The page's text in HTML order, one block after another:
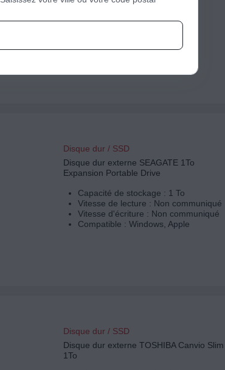
Vitesse de lecture : 150 Mo/s
Disque dur / SSD
Disque dur externe SEAGATE 1To
Expansion Portable Drive
Capacité de stockage : 1 To
Vitesse de lecture : Non communiqué
Vitesse d'écriture : Non communiqué
Compatible : Windows, Apple
Disque dur / SSD
Disque dur externe TOSHIBA Canvio Slim
1To